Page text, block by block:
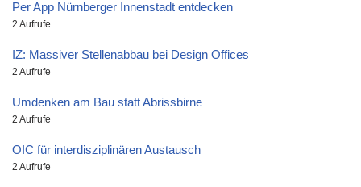
Per App Nürnberger Innenstadt entdecken
2 Aufrufe
IZ: Massiver Stellenabbau bei Design Offices
2 Aufrufe
Umdenken am Bau statt Abrissbirne
2 Aufrufe
OIC für interdisziplinären Austausch
2 Aufrufe